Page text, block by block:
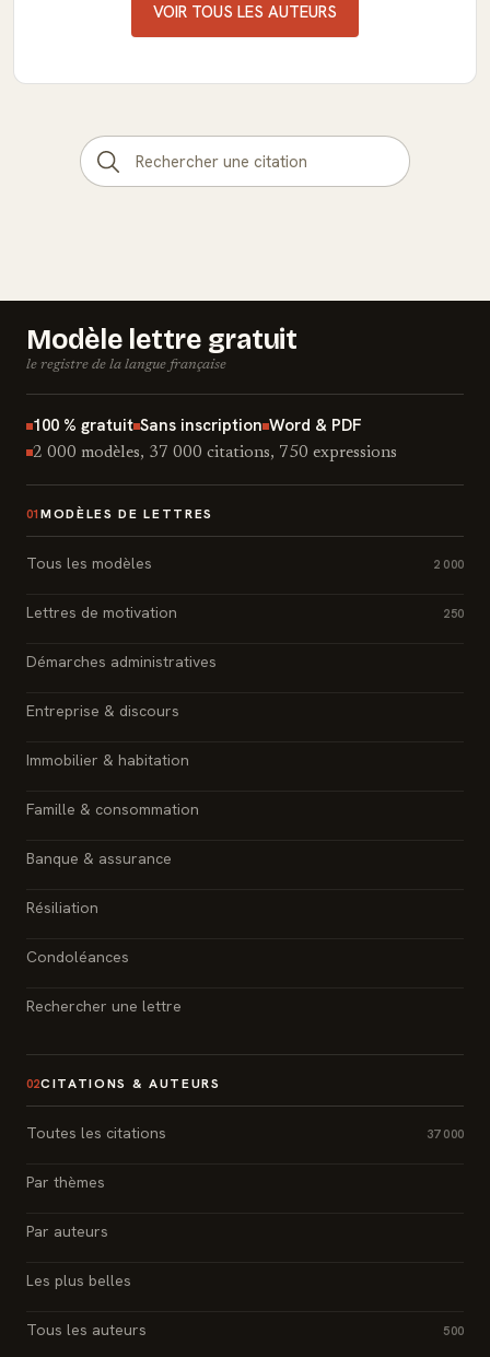
VOIR TOUS LES AUTEURS
Modèle lettre gratuit
le registre de la langue française
100 % gratuit Sans inscription Word & PDF
2 000 modèles, 37 000 citations, 750 expressions
01 MODÈLES DE LETTRES
Tous les modèles 2 000
Lettres de motivation 250
Démarches administratives
Entreprise & discours
Immobilier & habitation
Famille & consommation
Banque & assurance
Résiliation
Condoléances
Rechercher une lettre
02CITATIONS & AUTEURS
Toutes les citations 37 000
Par thèmes
Par auteurs
Les plus belles
Tous les auteurs 500